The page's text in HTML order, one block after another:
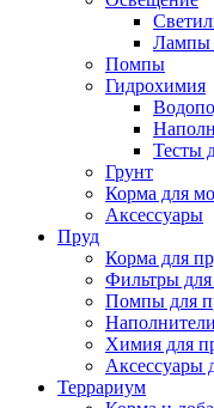
Лампы
Помпы
Гидрохимия
Тесты
Грунт
Корма для
Аксессуары
Пруд
Корма для
Фильтры для
Помпы для
Химия для
Аксессуары
Террариум